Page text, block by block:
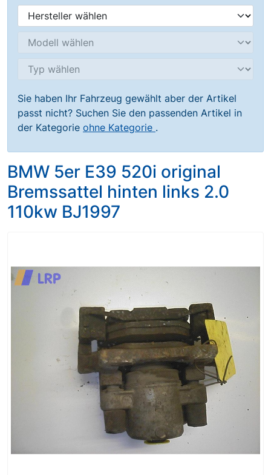
Sie haben Ihr Fahrzeug gewählt aber der Artikel
passt nicht? Suchen Sie den passenden Artikel in
der Kategorie ohne Kategorie .
BMW 5er E39 520i original
Bremssattel hinten links 2.0
110kw BJ1997